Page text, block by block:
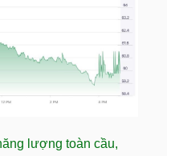
lượng toàn cầu,